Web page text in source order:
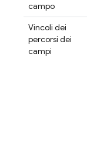
campo
Vincoli dei
percorsi dei
campi